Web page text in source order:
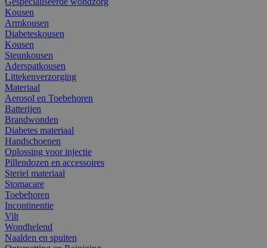
Kousen
Armkousen
Diabeteskousen
Kousen
Steunkousen
Aderspatkousen
Littekenverzorging
Materiaal
Aerosol en Toebehoren
Batterijen
Brandwonden
Diabetes materiaal
Handschoenen
Oplossing voor injectie
Pillendozen en accessoires
Steriel materiaal
Stomacare
Toebehoren
Incontinentie
Vilt
Wondhelend
Naalden en spuiten